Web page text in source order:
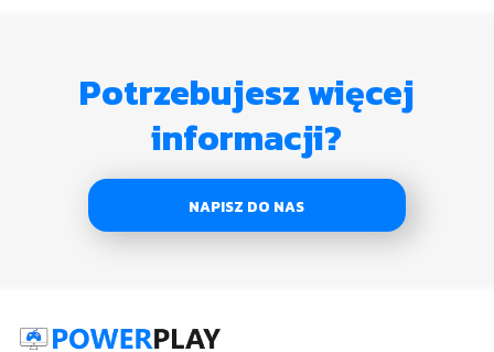
Potrzebujesz więcej
informacji?
NAPISZ DO NAS